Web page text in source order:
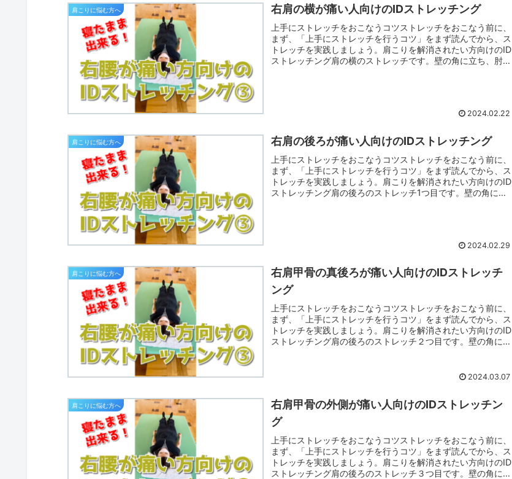
肩こりに悩む方へ 右肩の横が痛い人向けのIDストレッチング
上手にストレッチをおこなうコツストレッチをおこなう前に、
まず、「上手にストレッチを行うコツ」をまず読んでから、ス
トレッチを実践しましょう。肩こりを解消されたい方向けのID
ストレッチング肩の横のストレッチです。壁の角に立ち、肘を
2024.02.22
肩こりに悩む方へ 右肩の後ろが痛い人向けのIDストレッチング
上手にストレッチをおこなうコツストレッチをおこなう前に、
まず、「上手にストレッチを行うコツ」をまず読んでから、ス
トレッチを実践しましょう。肩こりを解消されたい方向けのID
ストレッチング肩の後ろのストレッチ1つ目です。壁の角に立
2024.02.29
肩こりに悩む方へ
右肩甲骨の真後ろが痛い人向けのIDストレッチ
ング
上手にストレッチをおこなうコツストレッチをおこなう前に、
まず、「上手にストレッチを行うコツ」をまず読んでから、ス
トレッチを実践しましょう。肩こりを解消されたい方向けのID
ストレッチング肩の後ろのストレッチ２つ目です。壁の角に立
2024.03.07
肩こりに悩む方へ
右肩甲骨の外側が痛い人向けのIDストレッチン
グ
上手にストレッチをおこなうコツストレッチをおこなう前に、
まず、「上手にストレッチを行うコツ」をまず読んでから、ス
トレッチを実践しましょう。肩こりを解消されたい方向けのID
ストレッチング肩の後ろのストレッチ３つ目です。壁の角に立